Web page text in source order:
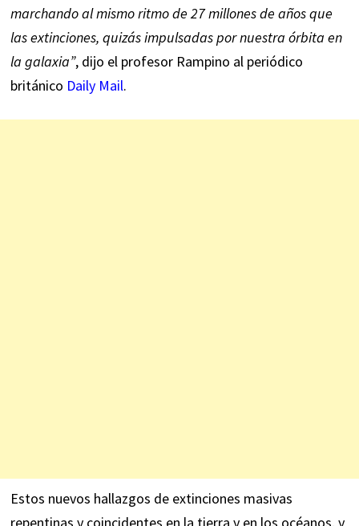
marchando al mismo ritmo de 27 millones de años que
las extinciones, quizás impulsadas por nuestra órbita en
la galaxia”, dijo el profesor Rampino al periódico
británico Daily Mail.
Estos nuevos hallazgos de extinciones masivas